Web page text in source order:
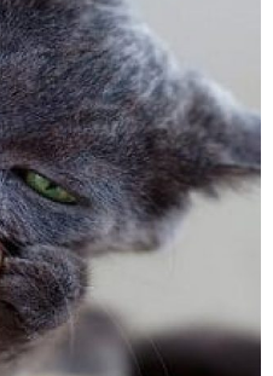
الشعرامساكخمولضعف